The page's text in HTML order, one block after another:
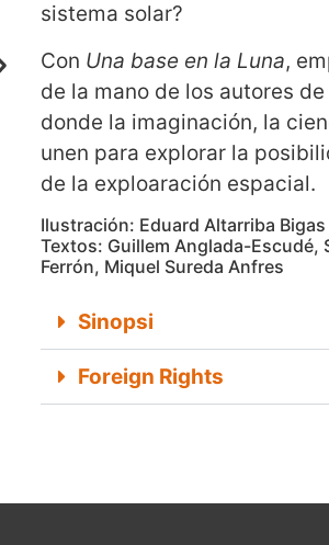
sistema solar?
Con Una base en la Luna,
de la mano de los autores de
donde la imaginación, la
unen para explorar la
de la exploaración espacial.
Ilustración: Eduard Altarriba Bigas
Textos: Guillem Anglada-Escudé,
Ferrón, Miquel Sureda Anfres
Sinopsi
Foreign Rights